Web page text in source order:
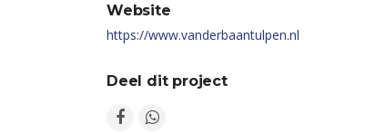
Website
https://www.vanderbaantulpen.nl
Deel dit project